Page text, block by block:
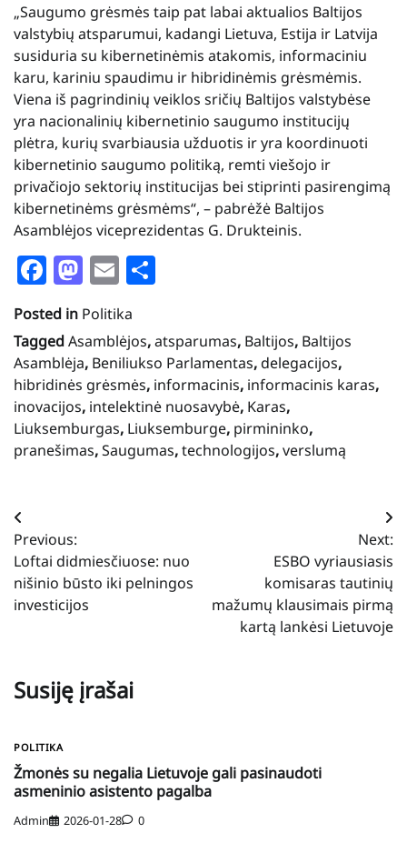
„Saugumo grėsmės taip pat labai aktualios Baltijos
valstybių atsparumui, kadangi Lietuva, Estija ir Latvija
susiduria su kibernetinėmis atakomis, informaciniu
karu, kariniu spaudimu ir hibridinėmis grėsmėmis.
Viena iš pagrindinių veiklos sričių Baltijos valstybėse
yra nacionalinių kibernetinio saugumo institucijų
plėtra, kurių svarbiausia užduotis ir yra koordinuoti
kibernetinio saugumo politiką, remti viešojo ir
privačiojo sektorių institucijas bei stiprinti pasirengimą
kibernetinėms grėsmėms“, – pabrėžė Baltijos
Asamblėjos viceprezidentas G. Drukteinis.
Facebook
Mastodon
Email
Posted in Politika
TaggedAsamblėjos,atsparumas, Baltijos, Baltijos
Asamblėja, Beniliukso Parlamentas,delegacijos,
hibridinės grėsmės, informacinis, informacinis karas,
inovacijos, intelektinė nuosavybė, Karas,
Liuksemburgas, Liuksemburge, pirmininko,
pranešimas,Saugumas,technologijos,verslumą
Navigacija
tarp
įrašų
Previous:
Loftai didmiesčiuose: nuo
nišinio būsto iki pelningos
investicijos
Next:
ESBO vyriausiasis
komisaras tautinių
mažumų klausimais pirmą
kartą lankėsi Lietuvoje
Susiję įrašai
POLITIKA
Žmonės su negalia Lietuvoje gali pasinaudoti
asmeninio asistento pagalba
Admin 2026-01-28 0